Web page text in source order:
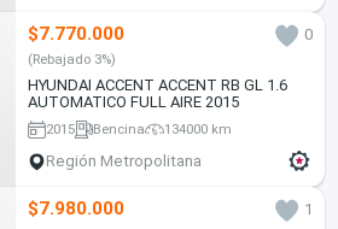
$7.770.000 0
(Rebajado 3%)
HYUNDAI ACCENT ACCENT RB GL 1.6
AUTOMATICO FULL AIRE 2015
2015 Bencina 134000 km
Región Metropolitana
$7.980.000
1